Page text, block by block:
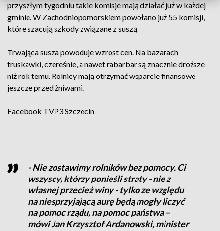
przyszłym tygodniu takie komisje mają działać już w każdej
gminie. W Zachodniopomorskiem powołano już 55 komisji,
które szacują szkody związane z suszą.
Trwająca susza powoduje wzrost cen. Na bazarach
truskawki, czereśnie, a nawet rabarbar są znacznie droższe
niż rok temu. Rolnicy mają otrzymać wsparcie finansowe -
jeszcze przed żniwami.
Facebook TVP3 Szczecin
- Nie zostawimy rolników bez pomocy. Ci
wszyscy, którzy ponieśli straty - nie z
własnej przecież winy - tylko ze względu
na niesprzyjającą aurę będą mogły liczyć
na pomoc rządu, na pomoc państwa –
mówi Jan Krzysztof Ardanowski, minister